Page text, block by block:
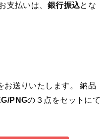
支払いは、 銀行振込とな
お送りいたします。 納品
PNGの３点をセットにて